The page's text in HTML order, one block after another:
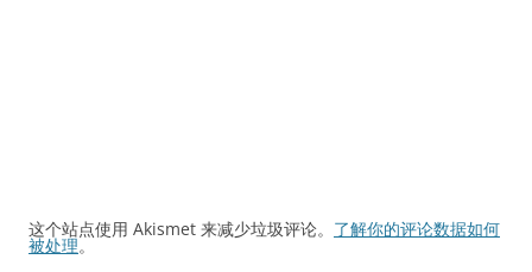
这个站点使用 Akismet 来减少垃圾评论。 了解你的评论数据如何
被处理。